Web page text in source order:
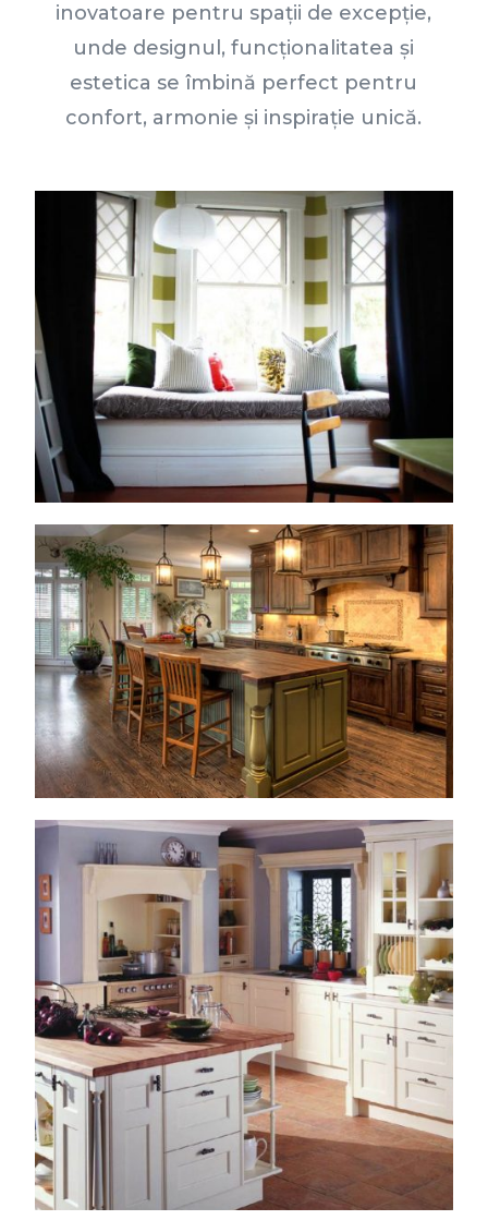
inovatoare pentru spații de excepție,
unde designul, funcționalitatea și
estetica se îmbină perfect pentru
confort, armonie și inspirație unică.